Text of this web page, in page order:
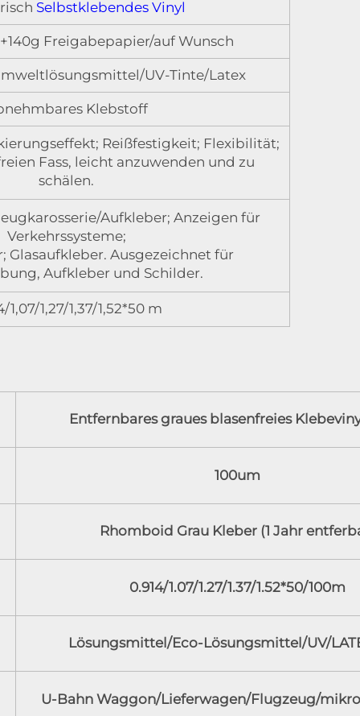
Selbstklebendes Vinyl
Freigabepapier/auf Wunsch
UV-Tinte/Latex
Klebstoff
Reißfestigkeit; Flexibilität;
Fass, leicht anzuwenden und zu
schälen.
Aufkleber; Anzeigen für
Verkehrssysteme;
Glasaufkleber. Ausgezeichnet für
Aufkleber und Schilder.
1,07/1,27/1,37/1,52*50 m
Entfernbares graues blasenfreies
100um
Rhomboid Grau Kleber (1 Jahr
0.914/1.07/1.27/1.37/1.52*50/100m
Lösungsmittel/Eco-Lösungsmittel/UV/
U-Bahn Waggon/Lieferwagen/Flugzeug/